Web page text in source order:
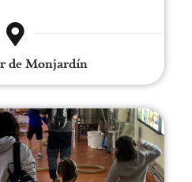
de Monjardín
Gincana familiar fantasma en